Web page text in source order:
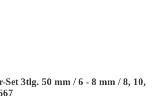
Set 3tlg. 50 mm / 6 - 8 mm / 8, 10,